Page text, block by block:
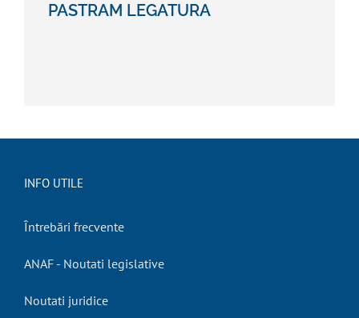
PASTRAM LEGATURA
INFO UTILE
Întrebări frecvente
ANAF - Noutati legislative
Noutati juridice